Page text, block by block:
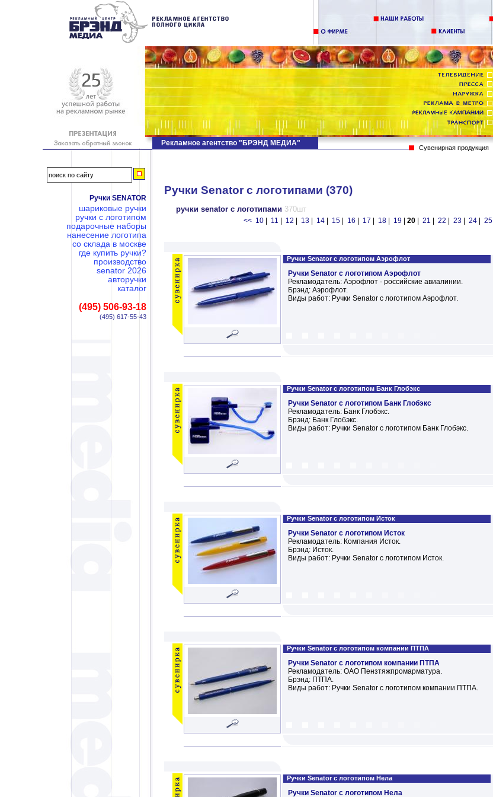
Ручки SENATOR
шариковые ручки
ручки с логотипом
подарочные наборы
нанесение логотипа
со склада в москве
где купить ручки?
производство
senator 2026
авторучки
каталог
(495) 506-93-18
(495) 617-55-43
Рекламное агентство "БРЭНД МЕДИА"
Сувенирная продукция
Ручки Senator c логотипами (370)
ручки senator c логотипами 370шт
<< 10 11 12 13 14 15 16 17 18 19 20 21 22 23 24 25
Ручки Senator с логотипом Аэрофлот
Ручки Senator с логотипом Аэрофлот
Рекламодатель: Аэрофлот - российские авиалинии.
Брэнд: Аэрофлот.
Виды работ: Ручки Senator с логотипом Аэрофлот.
Ручки Senator с логотипом Банк Глобэкс
Ручки Senator с логотипом Банк Глобэкс
Рекламодатель: Банк Глобэкс.
Брэнд: Банк Глобэкс.
Виды работ: Ручки Senator с логотипом Банк Глобэкс.
Ручки Senator с логотипом Исток
Ручки Senator с логотипом Исток
Рекламодатель: Компания Исток.
Брэнд: Исток.
Виды работ: Ручки Senator с логотипом Исток.
Ручки Senator с логотипом компании ПТПА
Ручки Senator с логотипом компании ПТПА
Рекламодатель: ОАО Пензтяжпромарматура.
Брэнд: ПТПА.
Виды работ: Ручки Senator с логотипом компании ПТПА.
Ручки Senator с логотипом Нела
Ручки Senator с логотипом Нела